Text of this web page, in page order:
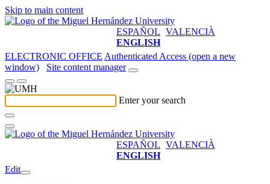
Skip to main content
ESPAÑOL VALENCIÀ
ENGLISH
ELECTRONIC OFFICE Authenticated Access (open a new
window)
Site content manager
Enter your search
ESPAÑOL VALENCIÀ
ENGLISH
Edit